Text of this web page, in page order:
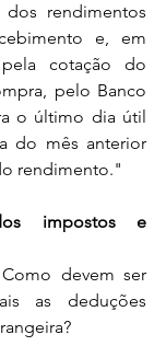
rendimentos
e, em
cotação do
pelo Banco
o último dia útil
do mês anterior
rendimento."
impostos e
devem ser
as deduções